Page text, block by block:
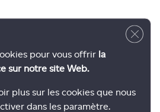
pour vous offrir la
sur notre site Web.
plus sur les cookies que nous
dans les paramètre.
Close